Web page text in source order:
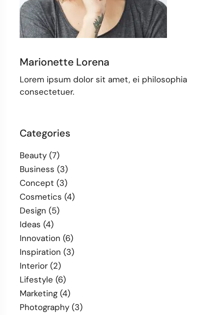
Marionette Lorena
Lorem ipsum dolor sit amet, ei philosophia
consectetuer.
Categories
Beauty (7)
Business (3)
Concept (3)
Cosmetics (4)
Design (5)
Ideas (4)
Innovation (6)
Inspiration (3)
Interior (2)
Lifestyle (6)
Marketing (4)
Photography (3)